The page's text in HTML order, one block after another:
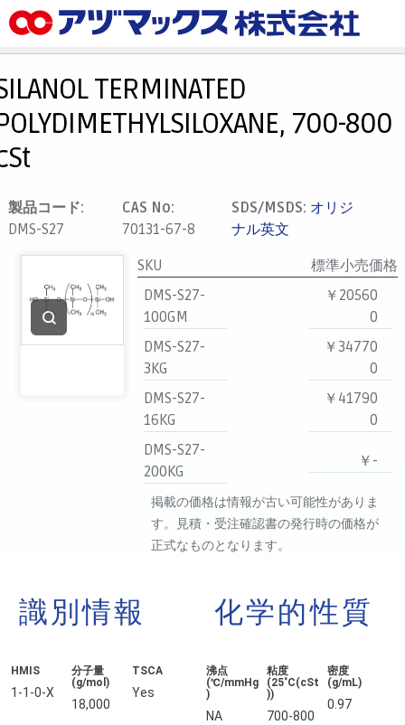
メニュー
お気に入り
カート
マイアカウント
主要取扱ブランド
代理店一覧
製品検索
見積発行
TERMINATED
700-800
製品コード:
DMS-S27
CAS No:
70131-67-8
SDS/MSDS: オリジ
ナル英文
SKU
標準小売価格
DMS-S27-
100GM
￥20560
0
DMS-S27-
3KG
￥34770
0
DMS-S27-
16KG
￥41790
0
DMS-S27-
200KG
￥-
掲載の価格は情報が古い可能性がありま
す。見積・受注確認書の発行時の価格が
正式なものとなります。
識別情報
HMIS
1-1-0-X
分子量
(g/mol)
18,000
TSCA
Yes
化学的性質
沸点
(℃/mmHg
)
NA
粘度
(25˚C(cSt
))
700-800
密度
(g/mL)
0.97